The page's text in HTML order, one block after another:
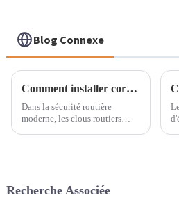
Blog Connexe
Comment installer correctement les crampons routiers : une étape clé pour améliorer la sécurité routière ?
Dans la sécurité routière
moderne, les clous routiers
visibilité de nuit ou par
Recherche Associée